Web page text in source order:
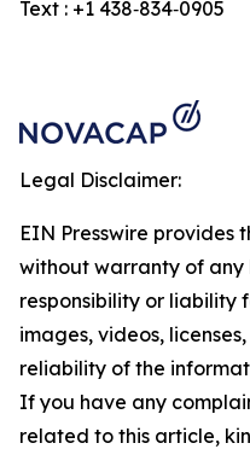
Text : +1 438‑834‑0905
Legal Disclaimer:
EIN Presswire provides
without warranty of any
responsibility or liability
images, videos,
reliability of the
If you have any
related to this article,